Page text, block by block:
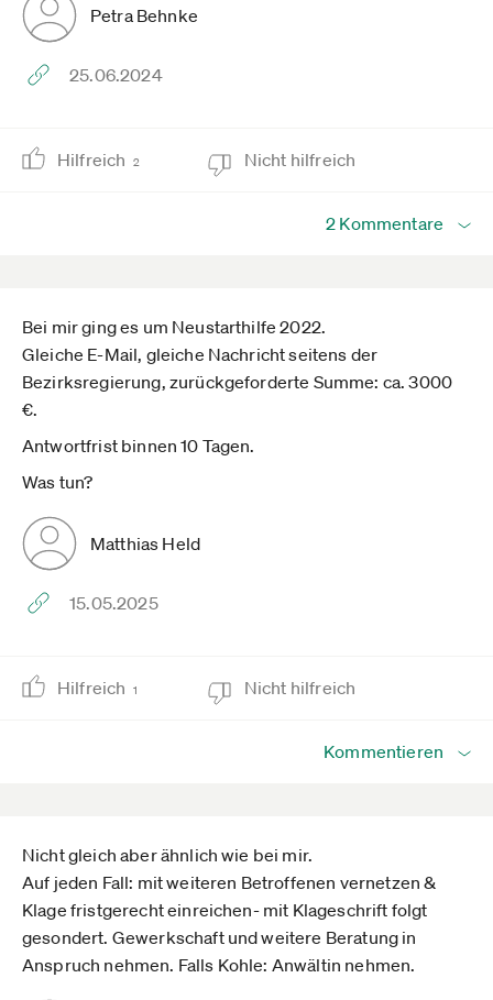
Petra Behnke
25.06.2024
Hilfreich 2 Nicht hilfreich
2 Kommentare
Bei mir ging es um Neustarthilfe 2022.
Gleiche E-Mail, gleiche Nachricht seitens der
Bezirksregierung, zurückgeforderte Summe: ca. 3000
€.
Antwortfrist binnen 10 Tagen.
Was tun?
Matthias Held
15.05.2025
Hilfreich 1 Nicht hilfreich
Kommentieren
Nicht gleich aber ähnlich wie bei mir.
Auf jeden Fall: mit weiteren Betroffenen vernetzen &
Klage fristgerecht einreichen- mit Klageschrift folgt
gesondert. Gewerkschaft und weitere Beratung in
Anspruch nehmen. Falls Kohle: Anwältin nehmen.